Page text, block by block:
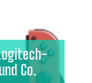
Co.